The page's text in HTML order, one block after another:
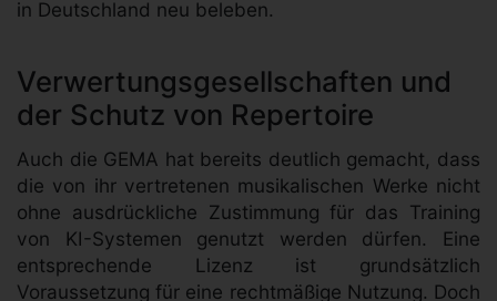
in Deutschland neu beleben.
Verwertungsgesellschaften und
der Schutz von Repertoire
Auch die GEMA hat bereits deutlich gemacht, dass
die von ihr vertretenen musikalischen Werke nicht
ohne ausdrückliche Zustimmung für das Training
von KI-Systemen genutzt werden dürfen. Eine
entsprechende Lizenz ist grundsätzlich
Voraussetzung für eine rechtmäßige Nutzung. Doch